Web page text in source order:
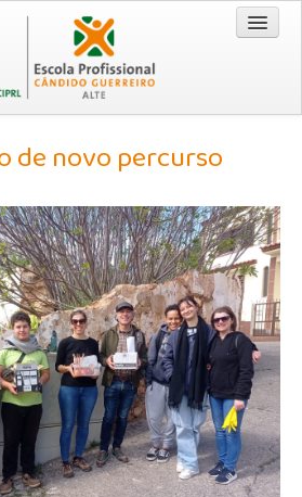
2026/2029
2026/2029
2026/2028
e Valores
de novo percurso